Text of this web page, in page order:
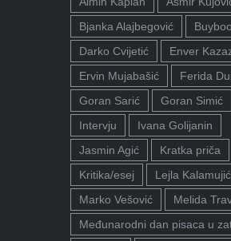
Bjanka Alajbegović
Darko Cvijetić
Enver
Ervin Mujabašić
Ferida
Goran Sarić
Goran Simić
Intervju
Ivana Golijanin
Jasmin Agić
Kratka priča
Kritika/esej
Lejla Kalamujić
Marko Vešović
Melida
Međunarodni dan pisaca u